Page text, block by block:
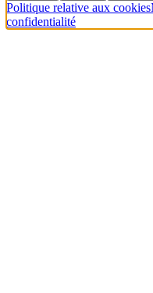
Politique relative aux cookies
confidentialité